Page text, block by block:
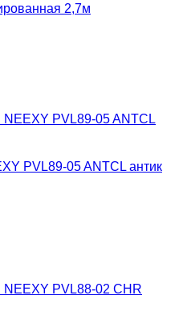
2,7м
PVL89-05 ANTCL антик